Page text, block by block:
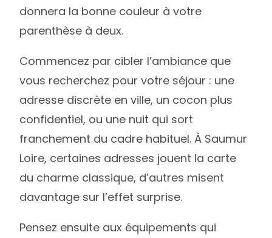
donnera la bonne couleur à votre
parenthèse à deux.
Commencez par cibler l’ambiance que
vous recherchez pour votre séjour : une
adresse discrète en ville, un cocon plus
confidentiel, ou une nuit qui sort
franchement du cadre habituel. À Saumur
Loire, certaines adresses jouent la carte
du charme classique, d’autres misent
davantage sur l’effet surprise.
Pensez ensuite aux équipements qui